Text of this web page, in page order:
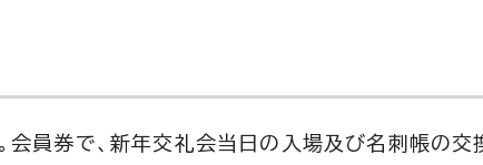
員券で、新年交礼会当日の入場及び名刺帳の交